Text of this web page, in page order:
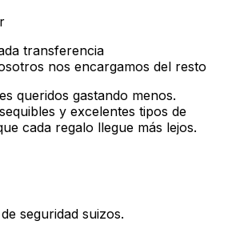
transferencia
nos encargamos del resto
queridos gastando menos.
y excelentes tipos de
cada regalo llegue más lejos.
seguridad suizos.